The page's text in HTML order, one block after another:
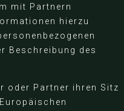
mit Partnern
hierzu
Beschreibung des
oder Partner ihren Sitz